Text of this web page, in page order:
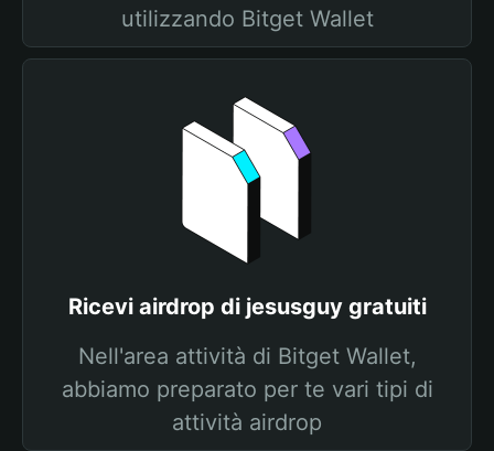
utilizzando Bitget Wallet
Ricevi airdrop di jesusguy gratuiti
Nell'area attività di Bitget Wallet,
abbiamo preparato per te vari tipi di
attività airdrop